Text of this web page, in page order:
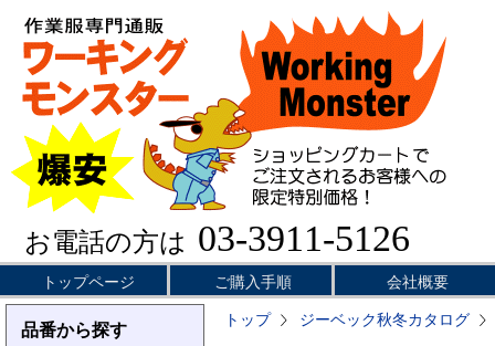
お電話の方は 03-3911-5126
トップページ ご購入手順 会社概要
品番から探す
トップ ジーベック秋冬カタログ